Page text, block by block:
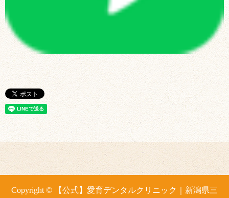
Copyright © 【公式】愛育デンタルクリニック｜新潟県三